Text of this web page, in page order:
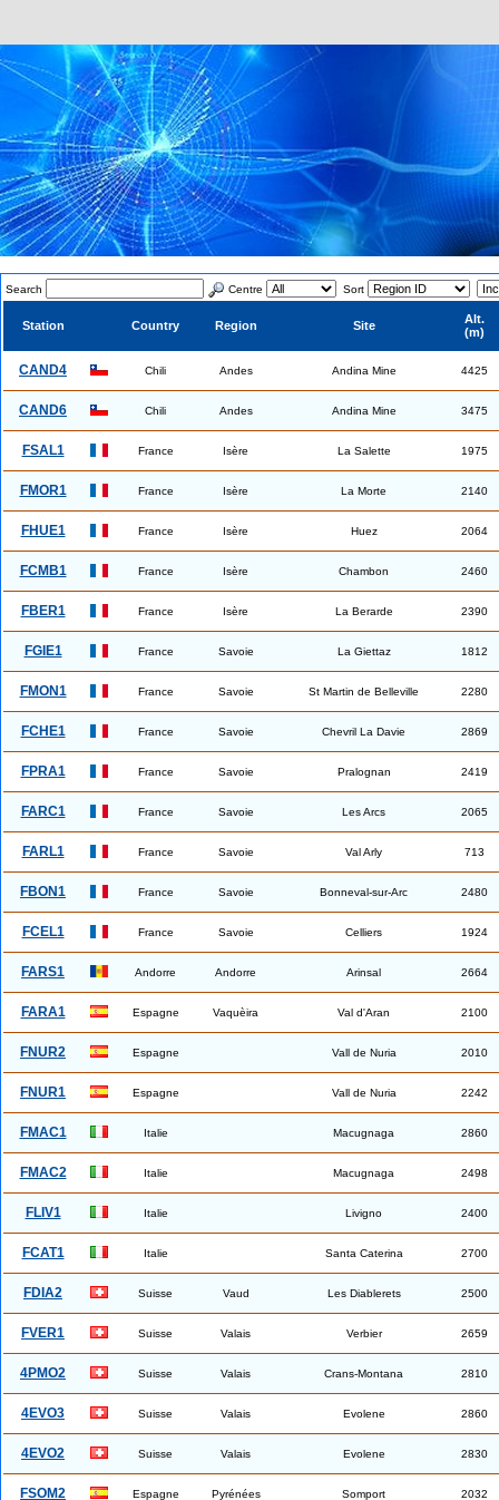
Search Centre Sort
Station Country Region Site
Alt.
(m)
CAND4 Chili Andes Andina Mine 4425
CAND6 Chili Andes Andina Mine 3475
FSAL1 France Isère La Salette 1975
FMOR1 France Isère La Morte 2140
FHUE1 France Isère Huez 2064
FCMB1 France Isère Chambon 2460
FBER1 France Isère La Berarde 2390
FGIE1 France Savoie La Giettaz 1812
FMON1 France Savoie St Martin de Belleville 2280
FCHE1 France Savoie Chevril La Davie 2869
FPRA1 France Savoie Pralognan 2419
FARC1 France Savoie Les Arcs 2065
FARL1 France Savoie Val Arly 713
FBON1 France Savoie Bonneval-sur-Arc 2480
FCEL1 France Savoie Celliers 1924
FARS1 Andorre Andorre Arinsal 2664
FARA1 Espagne Vaquèira Val d'Aran 2100
FNUR2 Espagne Vall de Nuria 2010
FNUR1 Espagne Vall de Nuria 2242
FMAC1 Italie Macugnaga 2860
FMAC2 Italie Macugnaga 2498
FLIV1 Italie Livigno 2400
FCAT1 Italie Santa Caterina 2700
FDIA2 Suisse Vaud Les Diablerets 2500
FVER1 Suisse Valais Verbier 2659
4PMO2 Suisse Valais Crans-Montana 2810
4EVO3 Suisse Valais Evolene 2860
4EVO2 Suisse Valais Evolene 2830
FSOM2 Espagne Pyrénées Somport 2032